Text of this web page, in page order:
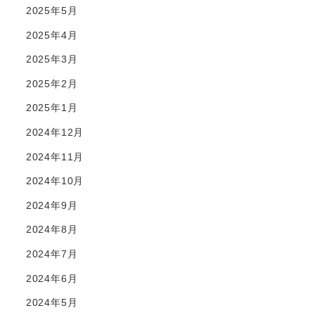
2025年5月
2025年4月
2025年3月
2025年2月
2025年1月
2024年12月
2024年11月
2024年10月
2024年9月
2024年8月
2024年7月
2024年6月
2024年5月